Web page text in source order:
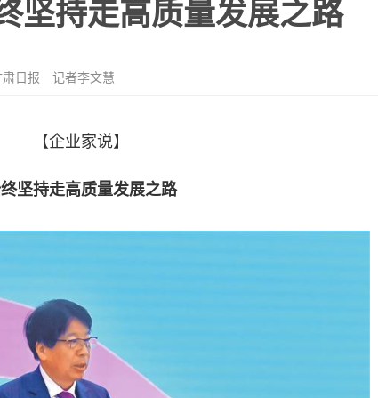
坚持走高质量发展之路
日报 记者李文慧
【企业家说】
坚持走高质量发展之路